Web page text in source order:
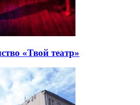
«Твой театр»